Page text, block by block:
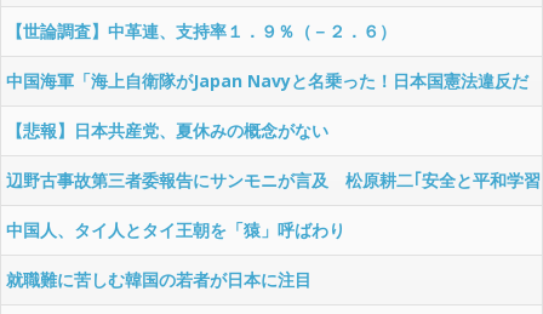
す」→境野氏「行くんじゃねぇ！」
【世論調査】中革連、支持率１．９％（－２．６）
中国海軍「海上自衛隊がJapan Navyと名乗った！日本国憲法違反だ
ぞ！」
【悲報】日本共産党、夏休みの概念がない
辺野古事故第三者委報告にサンモニが言及 松原耕二｢安全と平和学習
は切り離せ｣
中国人、タイ人とタイ王朝を「猿」呼ばわり
就職難に苦しむ韓国の若者が日本に注目